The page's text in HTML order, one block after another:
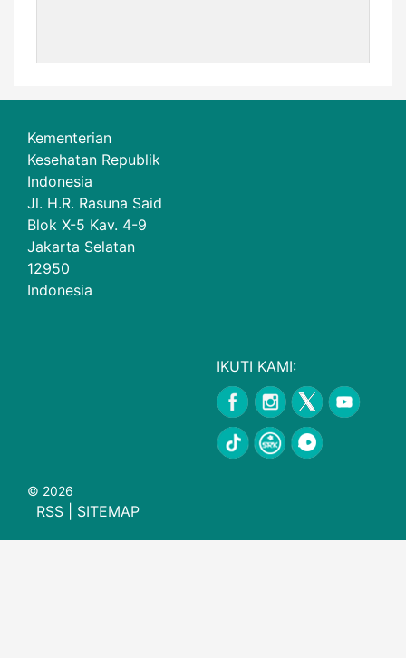
Kementerian
Kesehatan Republik
Indonesia
Jl. H.R. Rasuna Said
Blok X-5 Kav. 4-9
Jakarta Selatan
12950
Indonesia
IKUTI KAMI:
© 2026
RSS SITEMAP